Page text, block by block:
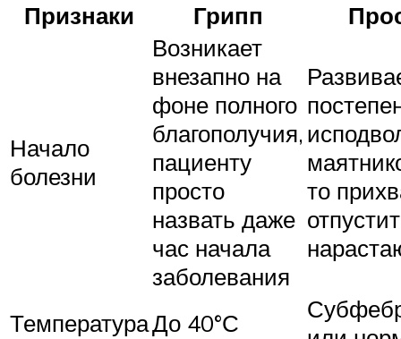
Признаки Грипп
Начало
болезни
Возникает
внезапно на
фоне полного
благополучия,
пациенту
просто
назвать даже
час начала
заболевания
то
ТемператураДо 40°С